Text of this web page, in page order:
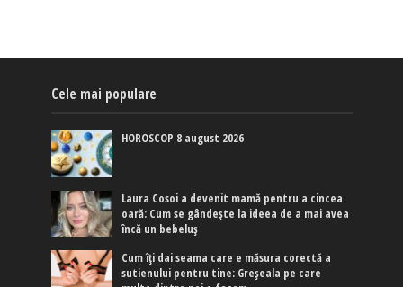
Cele mai populare
HOROSCOP 8 august 2026
Laura Cosoi a devenit mamă pentru a cincea
oară: Cum se gândește la ideea de a mai avea
încă un bebeluș
Cum îți dai seama care e măsura corectă a
sutienului pentru tine: Greșeala pe care